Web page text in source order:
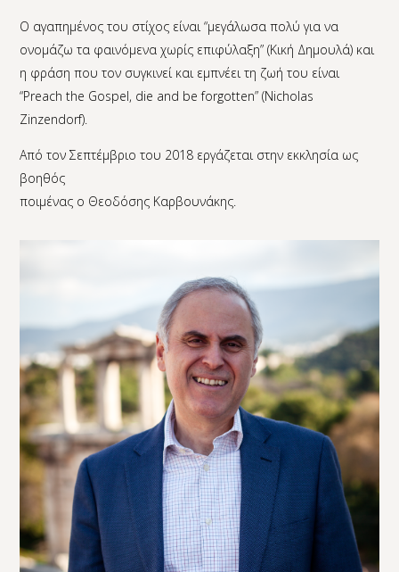
Ο αγαπημένος του στίχος είναι “μεγάλωσα πολύ για να
ονομάζω τα φαινόμενα χωρίς επιφύλαξη” (Κική Δημουλά) και
η φράση που τον συγκινεί και εμπνέει τη ζωή του είναι
“Preach the Gospel, die and be forgotten” (Nicholas
Zinzendorf).
Από τον Σεπτέμβριο του 2018 εργάζεται στην εκκλησία ως
βοηθός
ποιμένας ο Θεοδόσης Καρβουνάκης.